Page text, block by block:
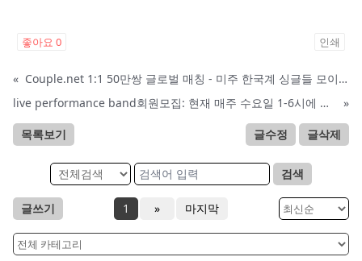
좋아요 0 인쇄
«
Couple.net 1:1 50만쌍 글로벌 매칭 - 미주 한국계 싱글들 모이세요
live performance band회원모집: 현재 매주 수요일 1-6시에 전문 음악 Studio에서 활동중인 진짜 악기를 다루는 밴드입니다.
»
목록보기 글수정 글삭제
검색
글쓰기 1 » 마지막